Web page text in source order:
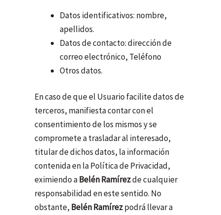
Datos identificativos: nombre,
apellidos.
Datos de contacto: dirección de
correo electrónico, Teléfono
Otros datos.
En caso de que el Usuario facilite datos de
terceros, manifiesta contar con el
consentimiento de los mismos y se
compromete a trasladar al interesado,
titular de dichos datos, la información
contenida en la Política de Privacidad,
eximiendo aBelén Ramírezde cualquier
responsabilidad en este sentido. No
obstante, Belén Ramírezpodrá llevar a